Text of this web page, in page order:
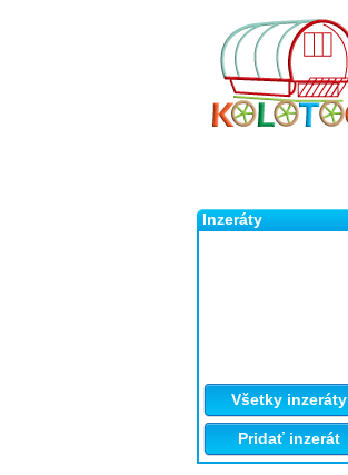
Inzeráty
Všetky inzeráty
Pridať inzerát